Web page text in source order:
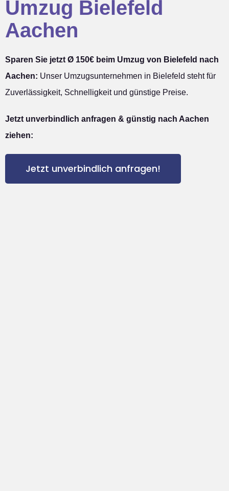
Umzug Bielefeld
Aachen
Sparen Sie jetzt Ø 150€ beim Umzug von Bielefeld nach
Aachen: Unser Umzugsunternehmen in Bielefeld steht für
Zuverlässigkeit, Schnelligkeit und günstige Preise.
Jetzt unverbindlich anfragen & günstig nach Aachen
ziehen:
Jetzt unverbindlich anfragen!